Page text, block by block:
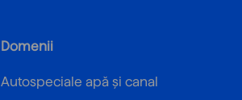
Domenii
Autospeciale apă și canal